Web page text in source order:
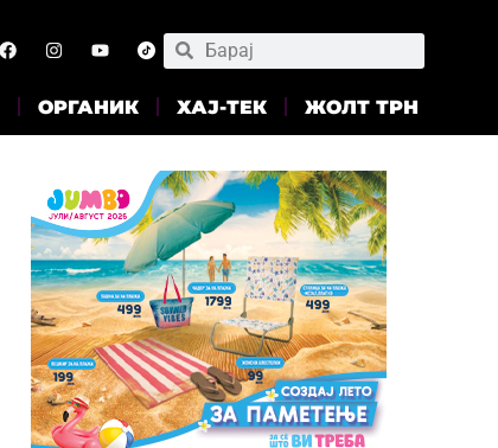
ОРГАНИК ХАЈ-ТЕК ЖОЛТ ТРН